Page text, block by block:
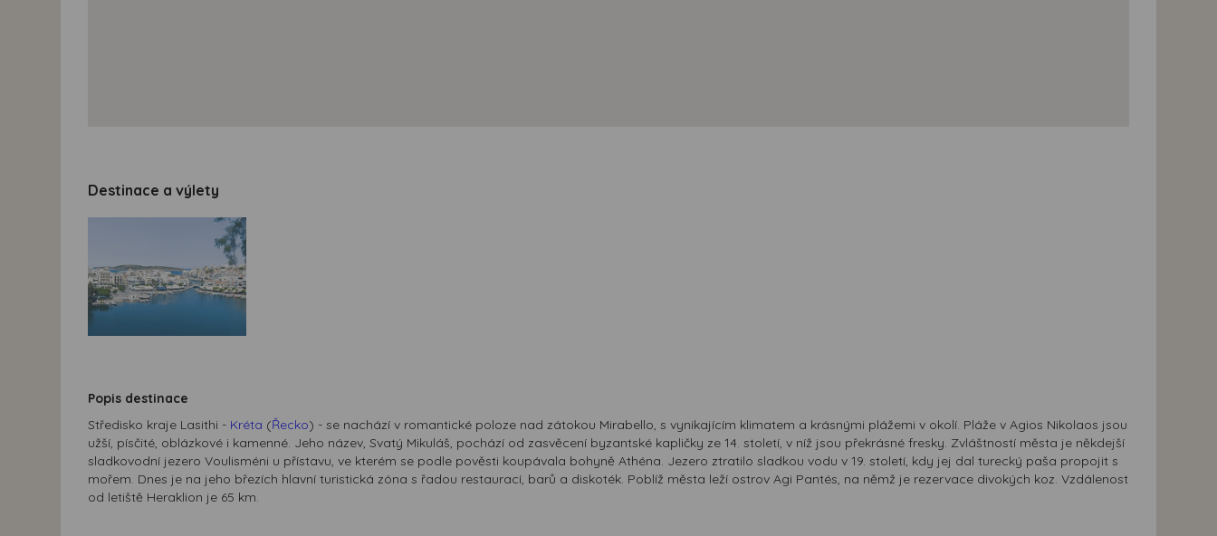
Destinace a výlety
Popis destinace
Středisko kraje Lasithi - Kréta (Řecko) - se nachází v romantické poloze nad zátokou Mirabello, s vynikajícím klimatem a krásnými plážemi v okolí. Pláže v Agios Nikolaos jsou
užší, písčité, oblázkové i kamenné. Jeho název, Svatý Mikuláš, pochází od zasvěcení byzantské kapličky ze 14. století, v níž jsou překrásné fresky. Zvláštností města je někdejší
sladkovodní jezero Voulisméni u přístavu, ve kterém se podle pověsti koupávala bohyně Athéna. Jezero ztratilo sladkou vodu v 19. století, kdy jej dal turecký paša propojit s
mořem. Dnes je na jeho březích hlavní turistická zóna s řadou restaurací, barů a diskoték. Poblíž města leží ostrov Agi Pantés, na němž je rezervace divokých koz. Vzdálenost
od letiště Heraklion je 65 km.